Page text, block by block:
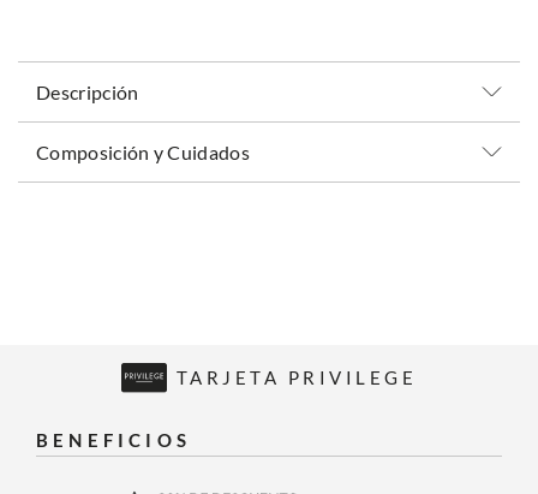
Descripción
Composición y Cuidados
TARJETA PRIVILEGE
BENEFICIOS